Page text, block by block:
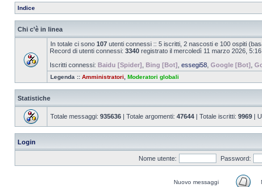
Indice
Chi c’è in linea
In totale ci sono 107 utenti connessi :: 5 iscritti, 2 nascosti e 100 ospiti
Record di utenti connessi: 3340 registrato il mercoledì 11 marzo 2026, 5:16
Iscritti connessi: Baidu [Spider] Bing [Bot] essegi58 Google [Bot]
Legenda :: Amministratori Moderatori globali
Statistiche
Totale messaggi: 935636 | Totale argomenti: 47644 | Totale iscritti: 9969 |
Login
Nome utente: Password:
Nuovo messaggi